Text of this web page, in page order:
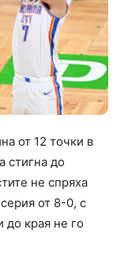
от 12 точки в
стигна до
не спряха
от 8-0, с
до края не го